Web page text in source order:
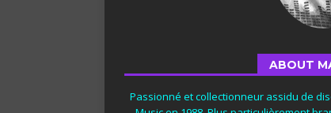
ABOUT
Passionné et collectionneur assidu de